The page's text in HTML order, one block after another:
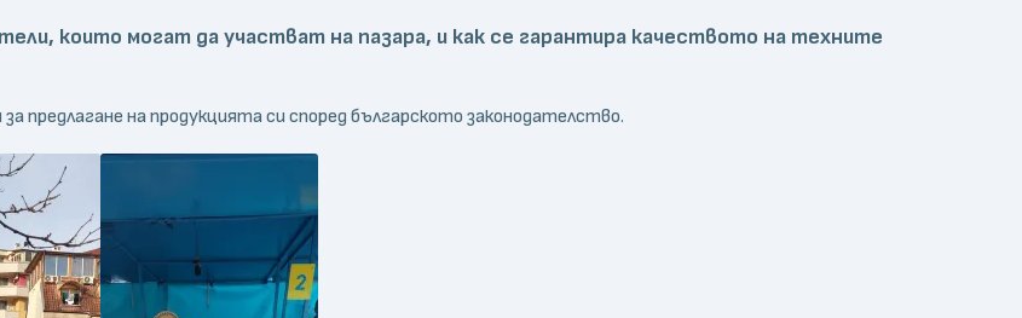
които могат да участват на пазара, и как се гарантира качеството на техните
предлагане на продукцията си според българското законодателство.